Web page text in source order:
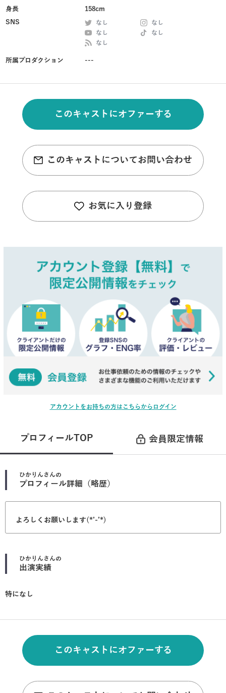
身長
158cm
SNS
なし
なし
なし
なし
なし
所属プロダクション ---
このキャストにオファーする
このキャストについてお問い合わせ
お気に入り登録
アカウントをお持ちの方はこちらからログイン
プロフィールTOP 会員限定情報
ひかりん さんの
プロフィール詳細（略歴）
よろしくお願いします(*’-’*)
ひかりん さんの
出演実績
特になし
このキャストにオファーする